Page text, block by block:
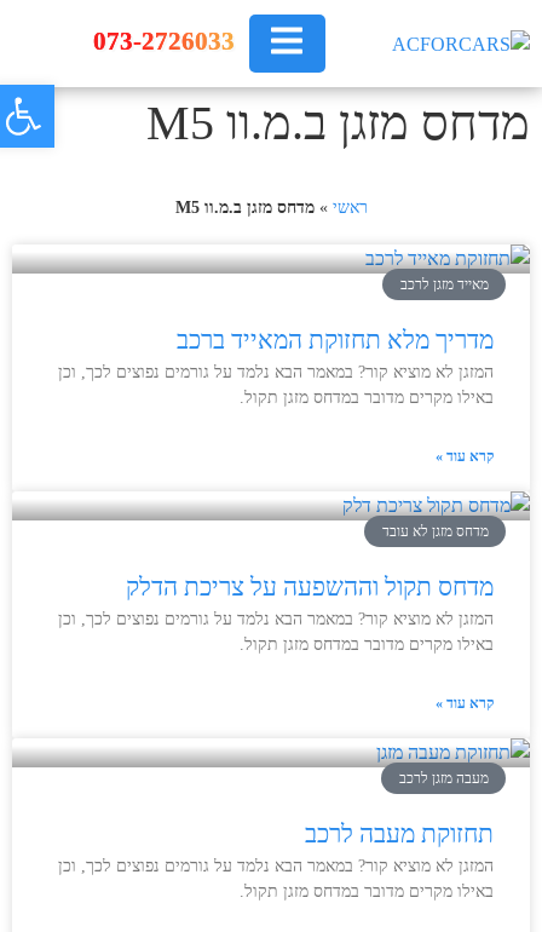
073-2726033
מדחס מזגן ב.מ.וו M5
ראשי» מדחס מזגן ב.מ.וו M5
מאייד מזגן לרכב
מדריך מלא תחזוקת המאייד ברכב
המזגן לא מוציא קור? במאמר הבא נלמד על גורמים נפוצים לכך, וכן
באילו מקרים מדובר במדחס מזגן תקול.
קרא עוד »
מדחס מזגן לא עובד
מדחס תקול וההשפעה על צריכת הדלק
המזגן לא מוציא קור? במאמר הבא נלמד על גורמים נפוצים לכך, וכן
באילו מקרים מדובר במדחס מזגן תקול.
קרא עוד »
מעבה מזגן לרכב
תחזוקת מעבה לרכב
המזגן לא מוציא קור? במאמר הבא נלמד על גורמים נפוצים לכך, וכן
באילו מקרים מדובר במדחס מזגן תקול.